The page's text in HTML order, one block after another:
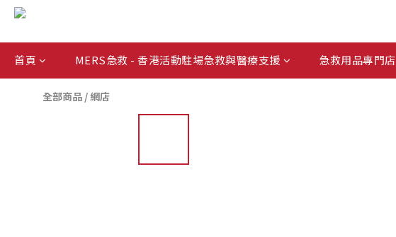
首頁 MERS急救 - 香港活動駐場急救與醫療支援 急救用品專門店
全部商品 /網店